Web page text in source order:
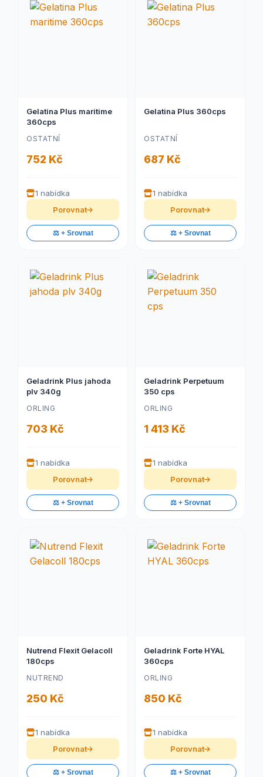
Gelatina Plus maritime
360cps
OSTATNÍ
752 Kč
1 nabídka
Porovnat
⚖️ + Srovnat
Gelatina Plus 360cps
OSTATNÍ
687 Kč
1 nabídka
Porovnat
⚖️ + Srovnat
Geladrink Plus jahoda
plv 340g
ORLING
703 Kč
1 nabídka
Porovnat
⚖️ + Srovnat
Geladrink Perpetuum
350 cps
ORLING
1 413 Kč
1 nabídka
Porovnat
⚖️ + Srovnat
Nutrend Flexit Gelacoll
180cps
NUTREND
250 Kč
1 nabídka
Porovnat
⚖️ + Srovnat
Geladrink Forte HYAL
360cps
ORLING
850 Kč
1 nabídka
Porovnat
⚖️ + Srovnat